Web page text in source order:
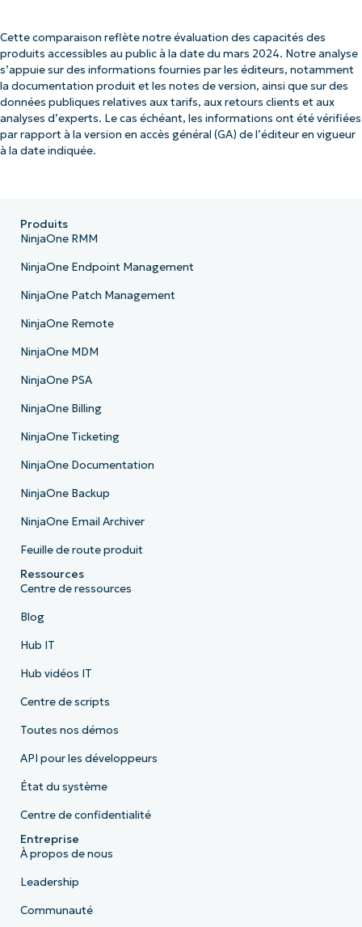
Cette comparaison reflète notre évaluation des capacités des
produits accessibles au public à la date du mars 2024. Notre analyse
s’appuie sur des informations fournies par les éditeurs, notamment
la documentation produit et les notes de version, ainsi que sur des
données publiques relatives aux tarifs, aux retours clients et aux
analyses d’experts. Le cas échéant, les informations ont été vérifiées
par rapport à la version en accès général (GA) de l’éditeur en vigueur
à la date indiquée.
Produits
NinjaOne RMM
NinjaOne Endpoint Management
NinjaOne Patch Management
NinjaOne Remote
NinjaOne MDM
NinjaOne PSA
NinjaOne Billing
NinjaOne Ticketing
NinjaOne Documentation
NinjaOne Backup
NinjaOne Email Archiver
Feuille de route produit
Ressources
Centre de ressources
Blog
Hub IT
Hub vidéos IT
Centre de scripts
Toutes nos démos
API pour les développeurs
État du système
Centre de confidentialité
Entreprise
À propos de nous
Leadership
Communauté